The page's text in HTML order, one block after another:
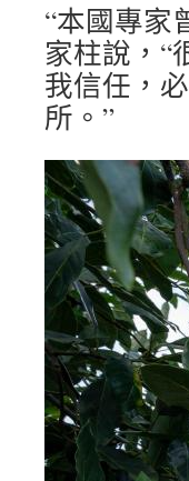
“本國專家
家柱說，“
我信任，
所。”